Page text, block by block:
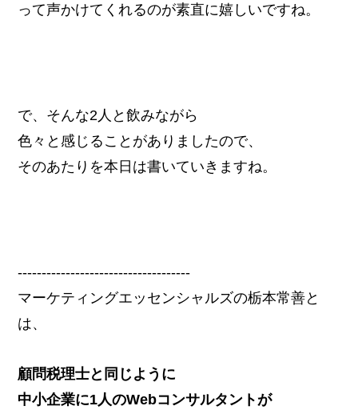
って声かけてくれるのが素直に嬉しいですね。
で、そんな2人と飲みながら
色々と感じることがありましたので、
そのあたりを本日は書いていきますね。
------------------------------------
マーケティングエッセンシャルズの栃本常善と
は、
顧問税理士と同じように
中小企業に1人のWebコンサルタントが